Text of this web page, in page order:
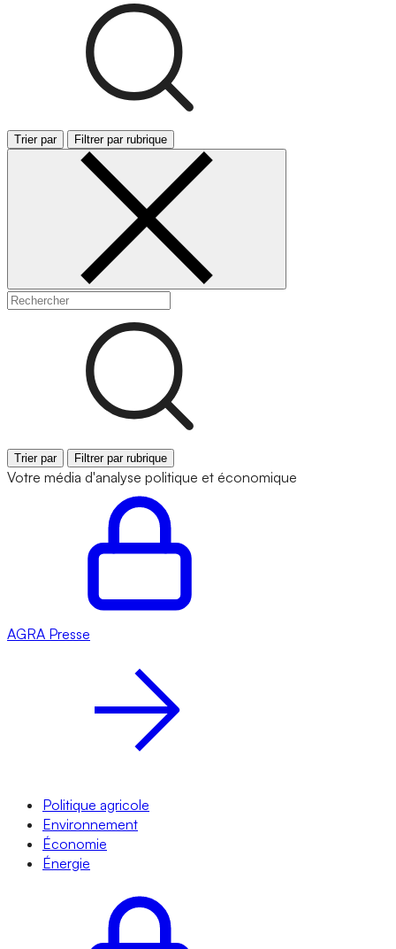
Trier par Filtrer par rubrique
Trier par Filtrer par rubrique
Votre média d'analyse politique et économique
AGRA Presse
Politique agricole
Environnement
Économie
Énergie